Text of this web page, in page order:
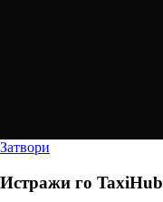
Затвори
Истражи го TaxiHub